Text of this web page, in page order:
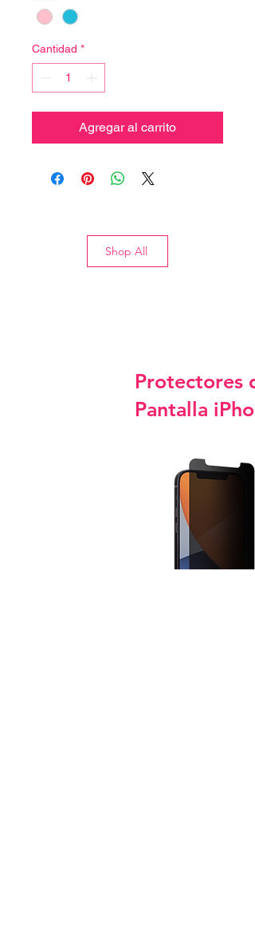
Cantidad *
Agregar al carrito
Shop All
Protectores
Pantalla